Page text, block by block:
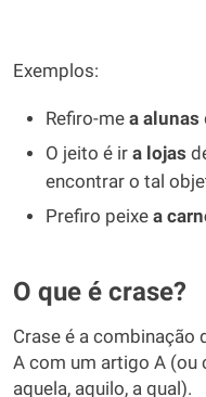
Exemplos:
Refiro-me a alunas
O jeito é ir a lojas
encontrar o tal
Prefiro peixe a
O que é crase?
Crase é a combinação
A com um artigo A (ou
aquela, aquilo, a qual).